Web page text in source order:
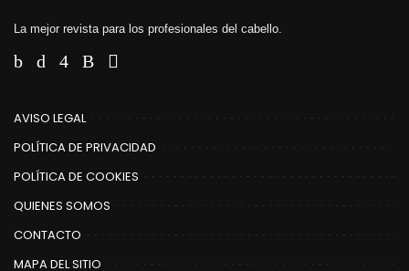
La mejor revista para los profesionales del cabello.
AVISO LEGAL
POLÍTICA DE PRIVACIDAD
POLÍTICA DE COOKIES
QUIENES SOMOS
CONTACTO
MAPA DEL SITIO